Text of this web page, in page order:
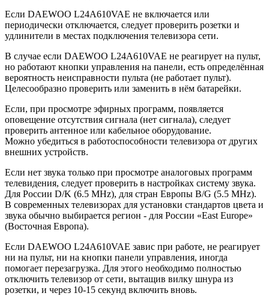
Если DAEWOO L24A610VAE не включается или
периодически отключается, следует проверить розетки и
удлинители в местах подключения телевизора сети.
В случае если DAEWOO L24A610VAE не реагирует на пульт,
но работают кнопки управления на панели, есть определённая
вероятность неисправности пульта (не работает пульт).
Целесообразно проверить или заменить в нём батарейки.
Если, при просмотре эфирных программ, появляется
оповещение отсутствия сигнала (нет сигнала), следует
проверить антенное или кабельное оборудование.
Можно убедиться в работоспособности телевизора от других
внешних устройств.
Если нет звука только при просмотре аналоговых программ
телевидения, следует проверить в настройках систему звука.
Для России D/K (6.5 MHz), для стран Европы B/G (5.5 MHz).
В современных телевизорах для установки стандартов цвета и
звука обычно выбирается регион - для России «East Europe»
(Восточная Европа).
Если DAEWOO L24A610VAE завис при работе, не реагирует
ни на пульт, ни на кнопки панели управления, иногда
помогает перезагрузка. Для этого необходимо полностью
отключить телевизор от сети, вытащив вилку шнура из
розетки, и через 10-15 секунд включить вновь.